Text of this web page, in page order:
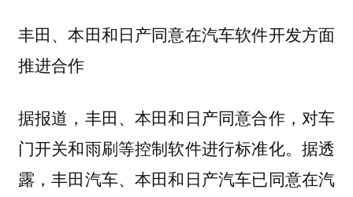
丰田、本田和日产同意在汽车软件开发方面
推进合作
据报道，丰田、本田和日产同意合作，对车
门开关和雨刷等控制软件进行标准化。据透
露，丰田汽车、本田和日产汽车已同意在汽